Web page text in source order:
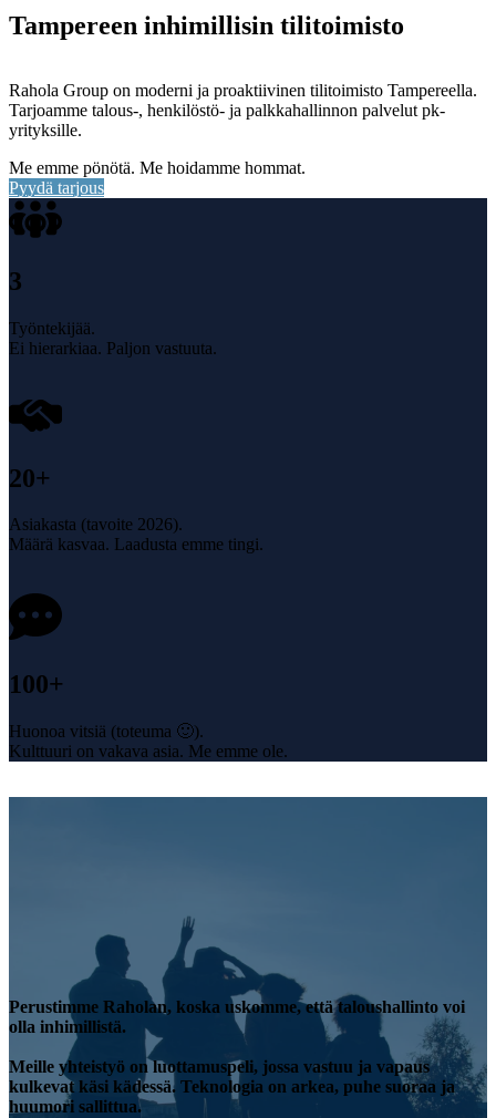
Tampereen inhimillisin tilitoimisto
Rahola Group on moderni ja proaktiivinen tilitoimisto Tampereella.
Tarjoamme talous-, henkilöstö- ja palkkahallinnon palvelut pk-
yrityksille.
Me emme pönötä. Me hoidamme hommat.
Pyydä tarjous
3
Työntekijää.
Ei hierarkiaa. Paljon vastuuta.
20+
Asiakasta (tavoite 2026).
Määrä kasvaa. Laadusta emme tingi.
100+
Huonoa vitsiä (toteuma 🙂).
Kulttuuri on vakava asia. Me emme ole.
Perustimme Raholan, koska uskomme, että taloushallinto voi
olla inhimillistä.
Meille yhteistyö on luottamuspeli, jossa vastuu ja vapaus
kulkevat käsi kädessä. Teknologia on arkea, puhe suoraa ja
huumori sallittua.